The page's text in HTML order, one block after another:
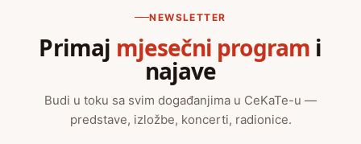
NEWSLETTER
Primaj mjesečni program i
najave
Budi u toku sa svim događanjima u CeKaTe-u —
predstave, izložbe, koncerti, radionice.